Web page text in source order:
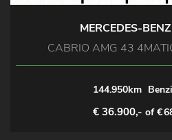
MERCEDES-
CABRIO AMG 43
144.950km
€ 36.900,- of €